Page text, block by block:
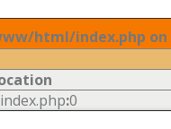
html/index.php
:0